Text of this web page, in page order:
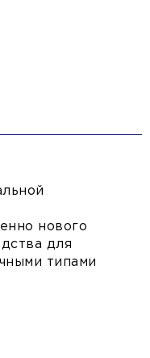
нового
для
типами